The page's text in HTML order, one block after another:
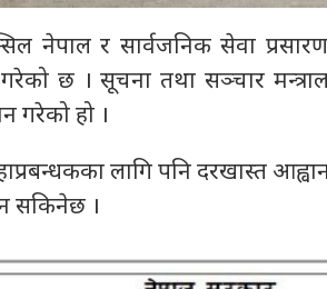
नेपाल र सार्वजनिक सेवा
छ । सूचना तथा सञ्चार
गरेको हो ।
लागि पनि दरखास्त
सकिनेछ ।